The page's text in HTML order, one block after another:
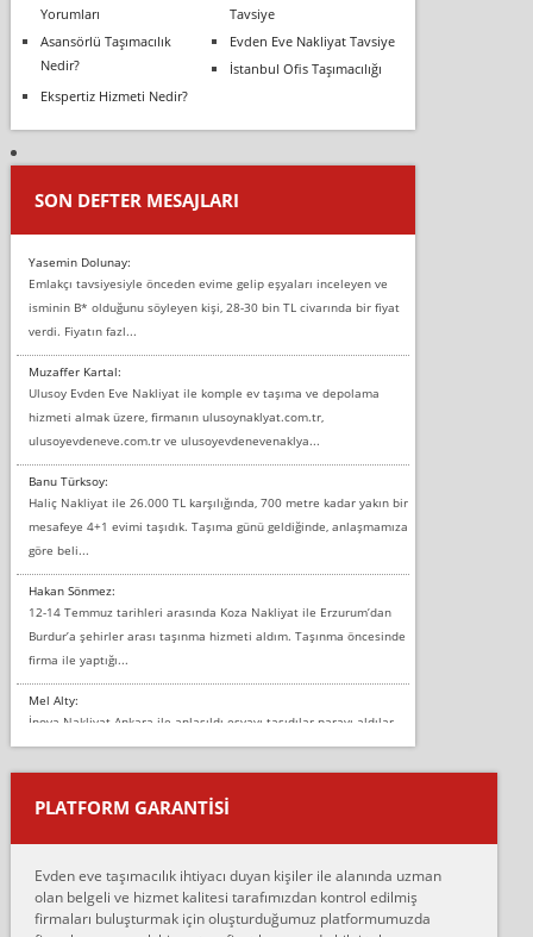
Yorumları
Tavsiye
Asansörlü Taşımacılık
Nedir?
Evden Eve Nakliyat Tavsiye
İstanbul Ofis Taşımacılığı
Ekspertiz Hizmeti Nedir?
SON DEFTER MESAJLARI
Yasemin Dolunay:
Emlakçı tavsiyesiyle önceden evime gelip eşyaları inceleyen ve
isminin B* olduğunu söyleyen kişi, 28-30 bin TL civarında bir fiyat
verdi. Fiyatın fazl...
Muzaffer Kartal:
Ulusoy Evden Eve Nakliyat ile komple ev taşıma ve depolama
hizmeti almak üzere, firmanın ulusoynaklyat.com.tr,
ulusoyevdeneve.com.tr ve ulusoyevdenevenaklya...
Banu Türksoy:
Haliç Nakliyat ile 26.000 TL karşılığında, 700 metre kadar yakın bir
mesafeye 4+1 evimi taşıdık. Taşıma günü geldiğinde, anlaşmamıza
göre beli...
Hakan Sönmez:
12-14 Temmuz tarihleri arasında Koza Nakliyat ile Erzurum’dan
Burdur’a şehirler arası taşınma hizmeti aldım. Taşınma öncesinde
firma ile yaptığı...
Mel Alty:
İnova Nakliyat Ankara ile anlaşıldı eşyayı taşıdılar parayı aldılar.
Salon duvarına bir baktım birisi boydan alüminyum renkli bantı
yapıştırm...
Murat:
çalıştıklarını, müş...
Ahmet:
PLATFORM GARANTİSİ
Evden eve taşımacılık ihtiyacı duyan kişiler ile alanında uzman
olan belgeli ve hizmet kalitesi tarafımızdan kontrol edilmiş
firmaları buluşturmak için oluşturduğumuz platformumuzda